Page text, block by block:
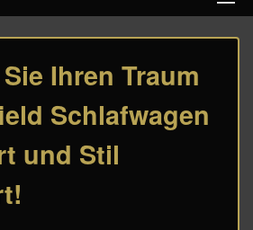
Ihren Traum
Schlafwagen
und Stil